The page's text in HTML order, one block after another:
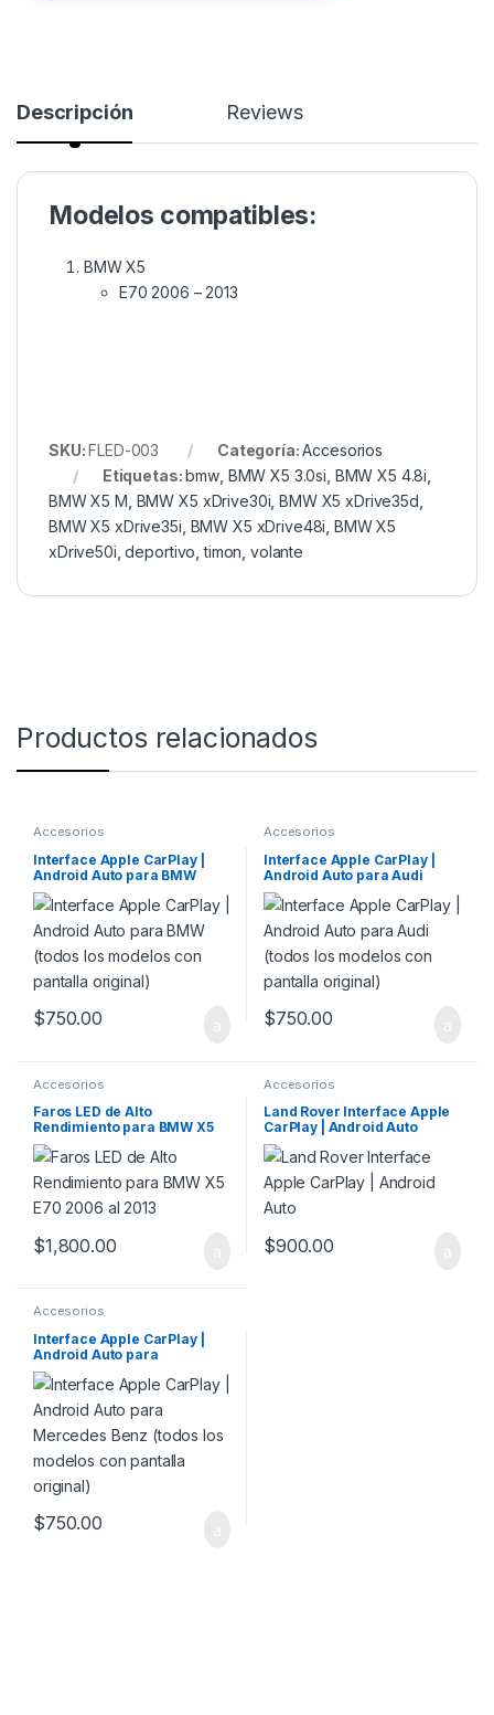
Descripción Reviews
Modelos compatibles:
BMW X5
E70 2006 – 2013
SKU:FLED-003 Categoría:Accesorios
Etiquetas:bmw, BMW X5 3.0si BMW X5 4.8i
BMW X5 M BMW X5 xDrive30i ,BMW X5 xDrive35d
BMW X5 xDrive35i BMW X5 xDrive48i BMW X5
xDrive50i ,deportivo ,timon ,volante
Productos relacionados
Accesorios
Interface Apple CarPlay |
Android Auto para BMW
(todos los modelos con
pantalla original)
$750.00
Accesorios
Interface Apple CarPlay |
Android Auto para Audi
(todos los modelos con
pantalla original)
$750.00
Accesorios
Faros LED de Alto
Rendimiento para BMW X5
E70 2006 al 2013
$1,800.00
Accesorios
Land Rover Interface Apple
CarPlay | Android Auto
$900.00
Accesorios
Interface Apple CarPlay |
Android Auto para
Mercedes Benz (todos los
modelos con pantalla
original)
$750.00